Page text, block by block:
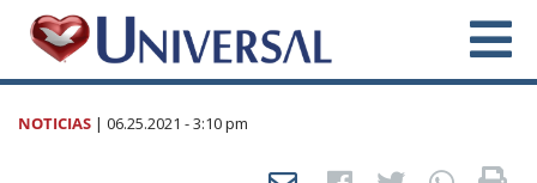
NOTICIAS | 06.25.2021 - 3:10 pm